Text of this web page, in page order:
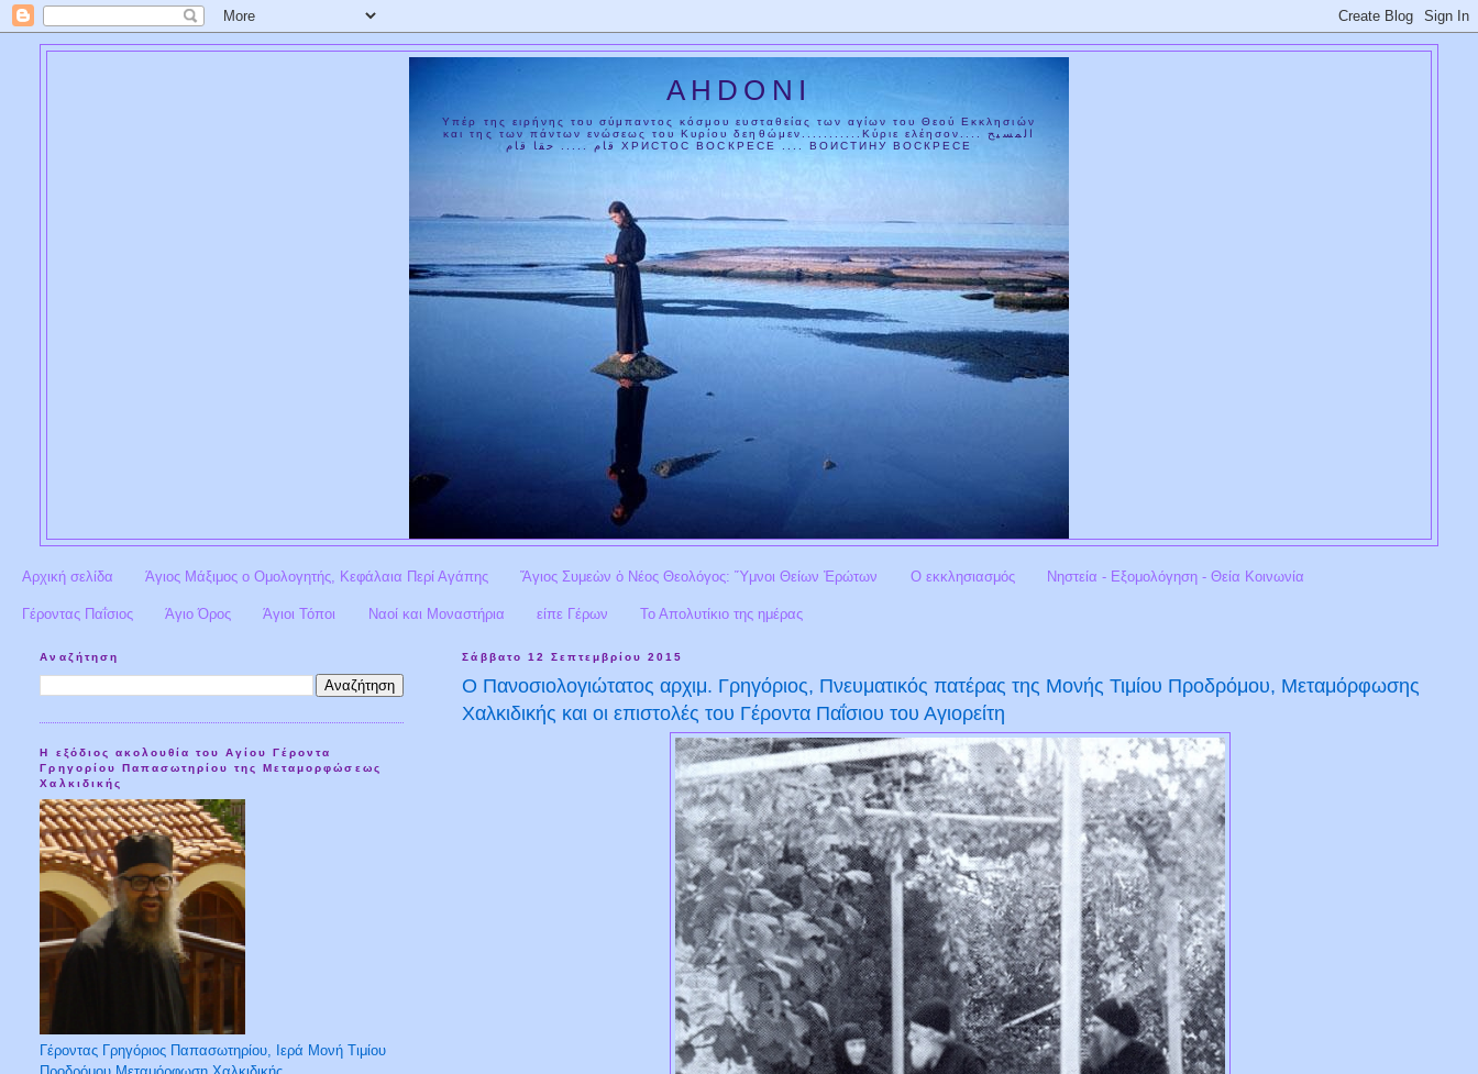
AHDONI
Υπέρ της ειρήνης του σύμπαντος κόσμου ευσταθείας των αγίων του Θεού Εκκλησιών
και της των πάντων ενώσεως του Κυρίου δεηθώμεν...........Κύριε ελέησον.... المسيح
قام ..... حقا قام ХРИСТОС ВОСКРЕСЕ .... ВОИСТИНУ ВОСКРЕСЕ
Αρχική σελίδα Άγιος Μάξιμος ο Ομολογητής, Κεφάλαια Περί Αγάπης Ἅγιος Συμεὼν ὁ Νέος Θεολόγος: Ὕμνοι Θείων Ἐρώτων Ο εκκλησιασμός Νηστεία - Εξομολόγηση - Θεία Κοινωνία
Γέροντας Παΐσιος Άγιο Όρος Άγιοι Τόποι Ναοί και Μοναστήρια είπε Γέρων Το Απολυτίκιο της ημέρας
Σάββατο 12 Σεπτεμβρίου 2015
Ο Πανοσιολογιώτατος αρχιμ. Γρηγόριος, Πνευματικός πατέρας της Μονής Τιμίου Προδρόμου, Μεταμόρφωσης
Χαλκιδικής και οι επιστολές του Γέροντα Παΐσιου του Αγιορείτη
Αναζήτηση
Η εξόδιος ακολουθία του Αγίου Γέροντα
Γρηγορίου Παπασωτηρίου της Μεταμορφώσεως
Χαλκιδικής
Γέροντας Γρηγόριος Παπασωτηρίου, Ιερά Μονή Τιμίου